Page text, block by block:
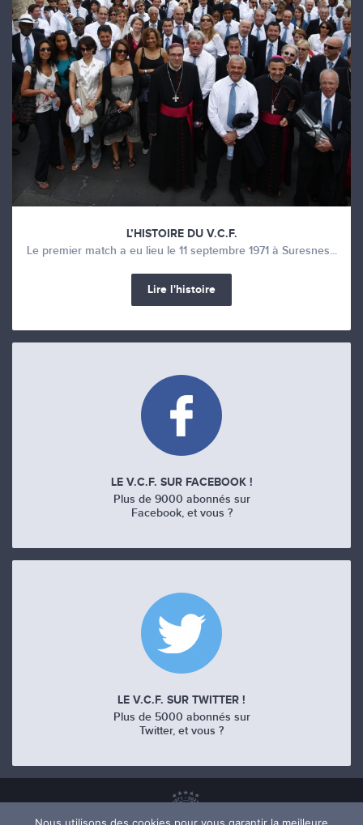
L’HISTOIRE DU V.C.F.
Le premier match a eu lieu le 11 septembre 1971 à Suresnes...
Lire l'histoire
LE V.C.F. SUR FACEBOOK !
Plus de 9000 abonnés sur
Facebook, et vous ?
LE V.C.F. SUR TWITTER !
Plus de 5000 abonnés sur
Twitter, et vous ?